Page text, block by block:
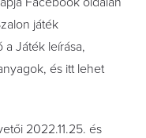
játék
a Játék leírása,
és itt lehet
2022.11.25. és